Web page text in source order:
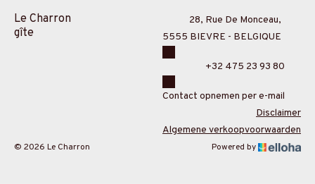
Le Charron
gîte
28, Rue De Monceau,
5555 BIEVRE - BELGIQUE
+32 475 23 93 80
Contact opnemen per e-mail
Disclaimer
Algemene verkoopvoorwaarden
© 2026 Le Charron Powered by